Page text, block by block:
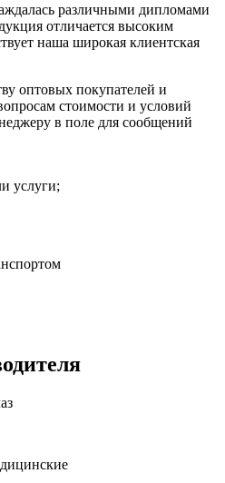
различными дипломами
отличается высоким
наша широкая клиентская
оптовых покупателей и
стоимости и условий
в поле для сообщений
услуги;